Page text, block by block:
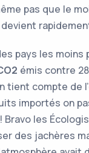
pas que le
pays les moins
émis contre
tient compte de
importés on
Bravo les
des jachères